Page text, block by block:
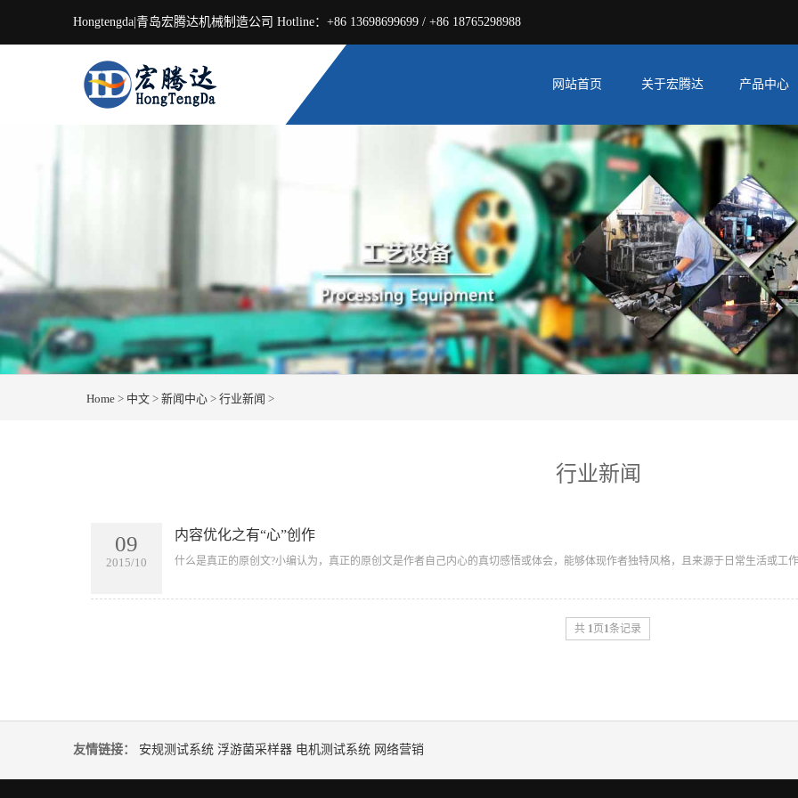
Hongtengda|青岛宏腾达机械制造公司 Hotline：+86 13698699699 / +86 18765298988
网站首页 关于宏腾达 产品中心
Home > 中文 > 新闻中心 > 行业新闻 >
行业新闻
09
2015/10
内容优化之有“心”创作
什么是真正的原创文?小编认为，真正的原创文是作者自己内心的真切感悟或体会，能够体现作者独特风格，且来源于日常生活或工
共 1 页 1条记录
友情链接： 安规测试系统 浮游菌采样器 电机测试系统 网络营销